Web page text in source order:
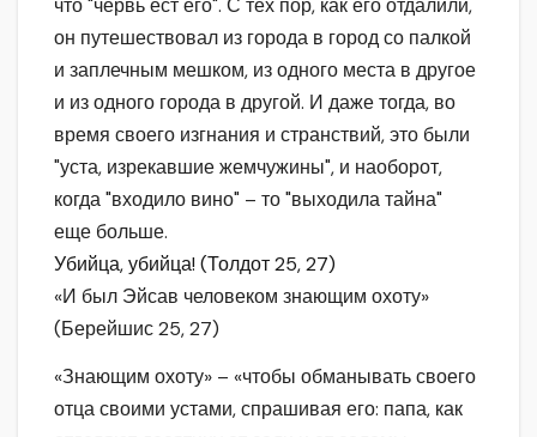
что "червь ест его". С тех пор, как его отдалили,
он путешествовал из города в город со палкой
и заплечным мешком, из одного места в другое
и из одного города в другой. И даже тогда, во
время своего изгнания и странствий, это были
"уста, изрекавшие жемчужины", и наоборот,
когда "входило вино" – то "выходила тайна"
еще больше.
Убийца, убийца! (Толдот 25, 27)
«И был Эйсав человеком знающим охоту»
(Берейшис 25, 27)
«Знающим охоту» – «чтобы обманывать своего
отца своими устами, спрашивая его: папа, как